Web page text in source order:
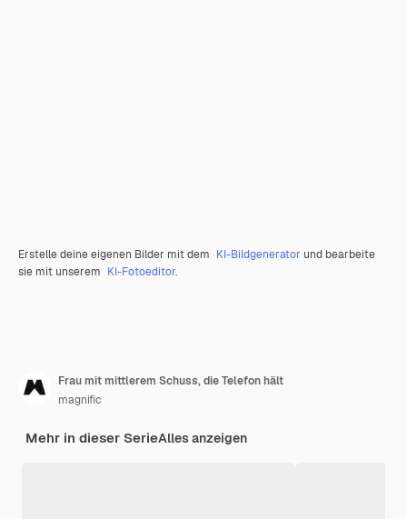
Erstelle deine eigenen Bilder mit dem KI-Bildgenerator und bearbeite
sie mit unserem KI-Fotoeditor.
Frau mit mittlerem Schuss, die Telefon hält
magnific
Mehr in dieser SerieAlles anzeigen